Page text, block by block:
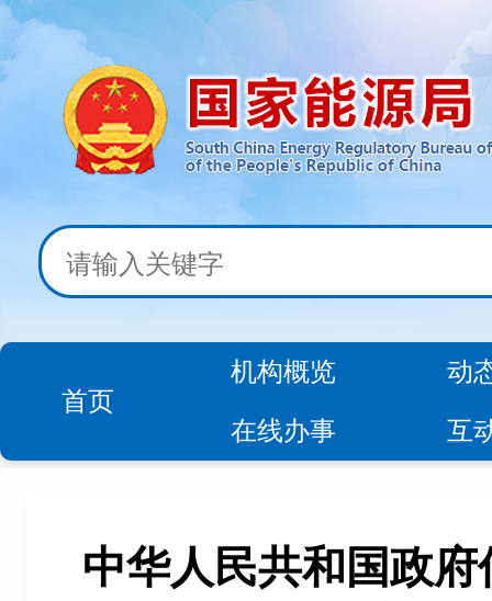
首页
机构概览
动
在线办事
互
中华人民共和国政